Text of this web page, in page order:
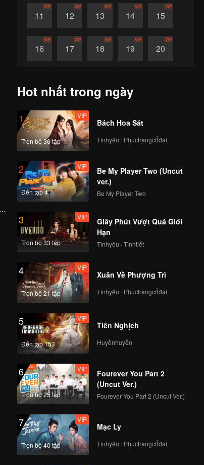
11
VIP
12
VIP
13
VIP
14
VIP
15
VIP
16
VIP
17
VIP
18
VIP
19
VIP
20
VIP
26 27
Hot nhất trong ngày
1
Trọn bộ 36 tập
VIP
Bách Hoa Sát
Tìnhyêu · Phụctrangcổđại
2
Đến tập 4
VIP
Be My Player Two (Uncut
ver.)
Be My Player Two
3
Trọn bộ 33 tập
VIP
Giây Phút Vượt Quá Giới
Hạn
Tìnhyêu · Tìnhtiết
4
Trọn bộ 21 tập
VIP
Xuân Về Phượng Trì
Tìnhyêu · Phụctrangcổđại
5
Đến tập 153
VIP
Tiên Nghịch
Huyềnhuyễn
6
Trọn bộ 25 tập
VIP
Fourever You Part 2
(Uncut Ver.)
Fourever You Part 2 (Uncut Ver.)
7
Trọn bộ 40 tập
VIP
Mạc Ly
Tìnhyêu · Phụctrangcổđại